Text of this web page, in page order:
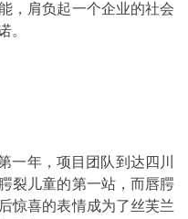
，肩负起一个企业的社会
。
年，项目团队到达四川
裂儿童的第一站，而唇腭
惊喜的表情成为了丝芙兰